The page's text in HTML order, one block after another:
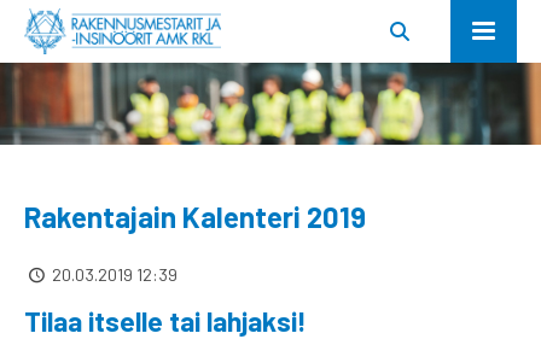
Rakentajain Kalenteri 2019
20.03.2019 12:39
Tilaa itselle tai lahjaksi!